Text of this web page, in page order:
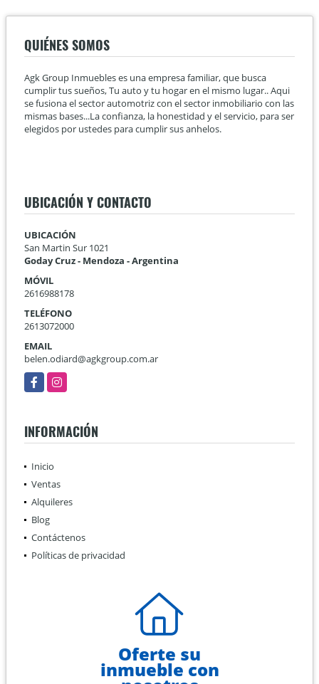
QUIÉNES SOMOS
Agk Group Inmuebles es una empresa familiar, que busca
cumplir tus sueños, Tu auto y tu hogar en el mismo lugar.. Aqui
se fusiona el sector automotriz con el sector inmobiliario con las
mismas bases...La confianza, la honestidad y el servicio, para ser
elegidos por ustedes para cumplir sus anhelos.
UBICACIÓN Y CONTACTO
UBICACIÓN
San Martin Sur 1021
Goday Cruz - Mendoza - Argentina
MÓVIL
2616988178
TELÉFONO
2613072000
EMAIL
belen.odiard@agkgroup.com.ar
FacebookInstagram
INFORMACIÓN
Inicio
Ventas
Alquileres
Blog
Contáctenos
Políticas de privacidad
Oferte su
inmueble con